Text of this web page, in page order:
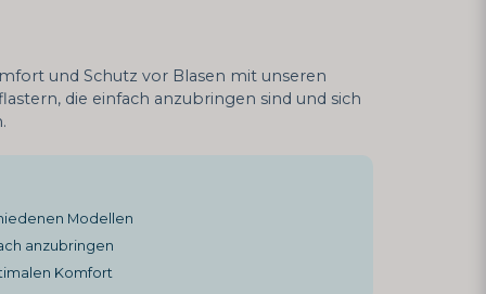
und Schutz vor Blasen mit unseren
die einfach anzubringen sind und sich
Modellen
anzubringen
Komfort